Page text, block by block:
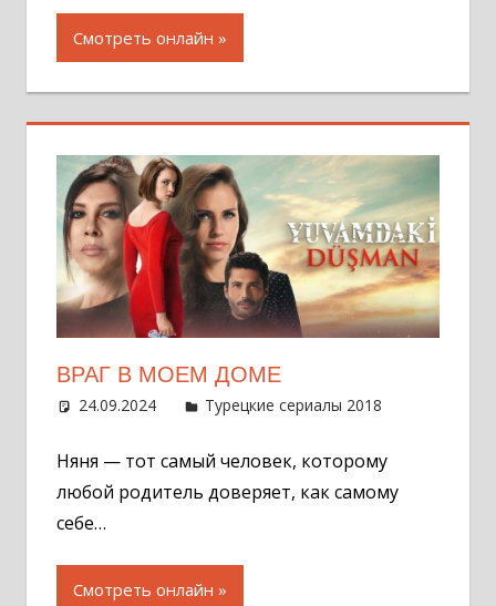
Смотреть онлайн
ВРАГ В МОЕМ ДОМЕ
24.09.2024 Администратор
Турецкие сериалы 2018
Няня — тот самый человек, которому
любой родитель доверяет, как самому
себе…
Смотреть онлайн